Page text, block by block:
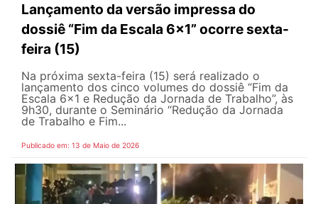
Lançamento da versão impressa do
dossiê “Fim da Escala 6×1” ocorre sexta-
feira (15)
Na próxima sexta-feira (15) será realizado o
lançamento dos cinco volumes do dossiê “Fim da
Escala 6×1 e Redução da Jornada de Trabalho”, às
9h30, durante o Seminário “Redução da Jornada
de Trabalho e Fim...
Publicado em: 13 de Maio de 2026